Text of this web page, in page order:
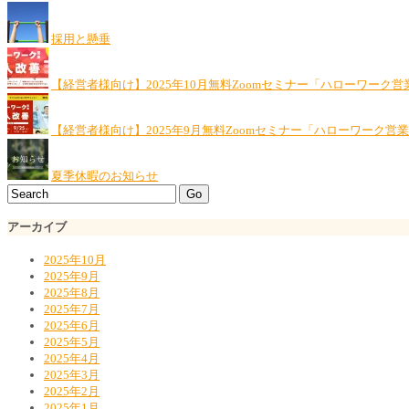
採用と懸垂
【経営者様向け】2025年10月無料Zoomセミナー「ハローワーク営
【経営者様向け】2025年9月無料Zoomセミナー「ハローワーク営業
夏季休暇のお知らせ
アーカイブ
2025年10月
2025年9月
2025年8月
2025年7月
2025年6月
2025年5月
2025年4月
2025年3月
2025年2月